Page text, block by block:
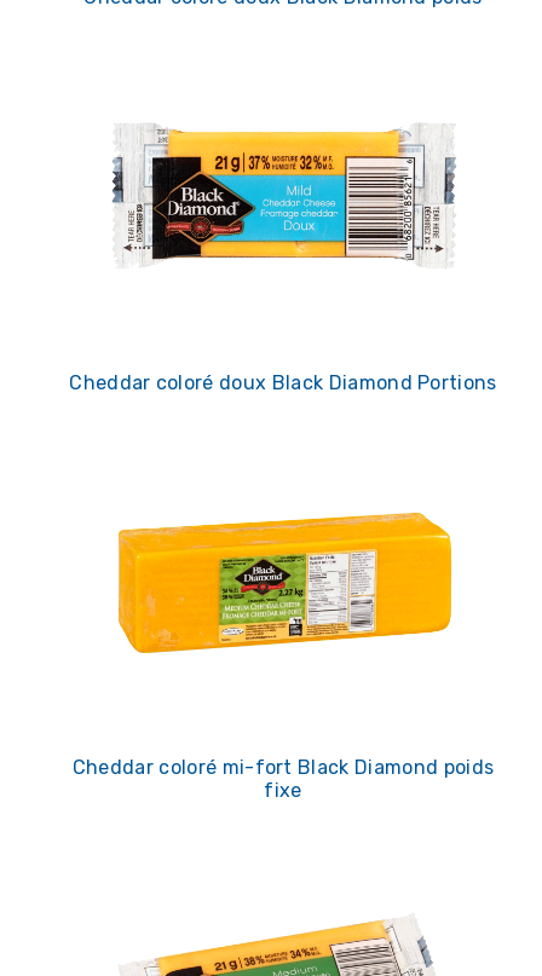
Cheddar coloré doux Black Diamond Portions
Cheddar coloré mi-fort Black Diamond poids
fixe